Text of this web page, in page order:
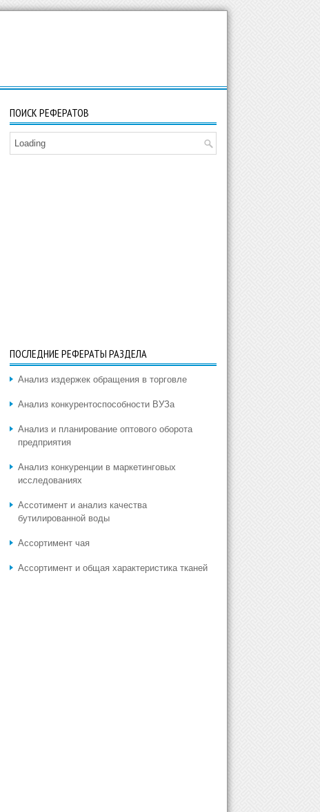
ПОИСК РЕФЕРАТОВ
Loading
ПОСЛЕДНИЕ РЕФЕРАТЫ РАЗДЕЛА
Анализ издержек обращения в торговле
Анализ конкурентоспособности ВУЗа
Анализ и планирование оптового оборота
предприятия
Анализ конкуренции в маркетинговых
исследованиях
Ассотимент и анализ качества
бутилированной воды
Ассортимент чая
Ассортимент и общая характеристика тканей